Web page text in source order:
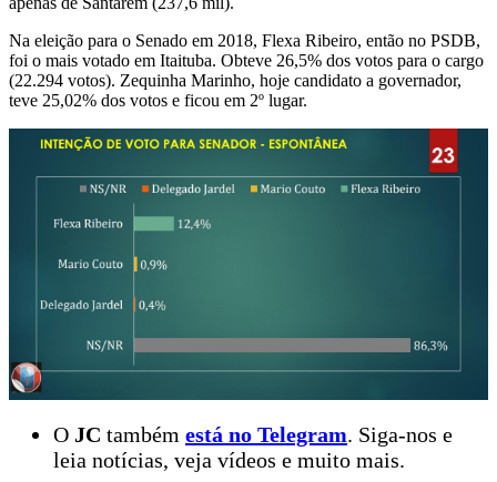
Na eleição para o Senado em 2018, Flexa Ribeiro, então no PSDB,
foi o mais votado em Itaituba. Obteve 26,5% dos votos para o cargo
(22.294 votos). Zequinha Marinho, hoje candidato a governador,
teve 25,02% dos votos e ficou em 2º lugar.
O JC também está no Telegram. Siga-nos e
leia notícias, veja vídeos e muito mais.